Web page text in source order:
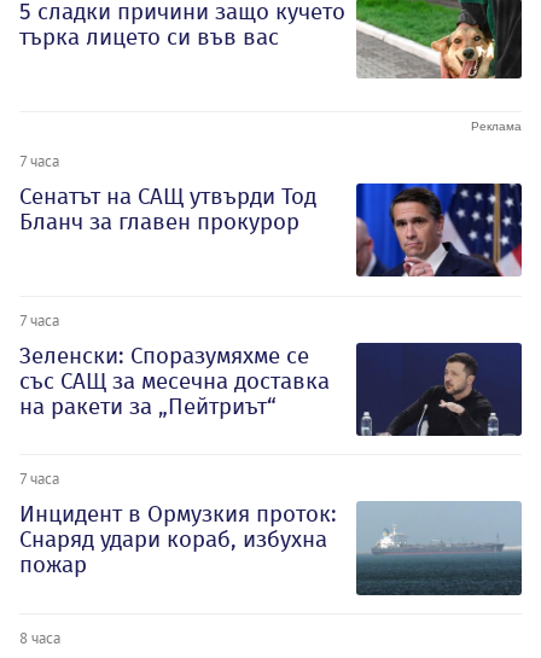
5 сладки причини защо кучето
търка лицето си във вас
7 часа
Сенатът на САЩ утвърди Тод
Бланч за главен прокурор
7 часа
Зеленски: Споразумяхме се
със САЩ за месечна доставка
на ракети за „Пейтриът“
7 часа
Инцидент в Ормузкия проток:
Снаряд удари кораб, избухна
пожар
8 часа